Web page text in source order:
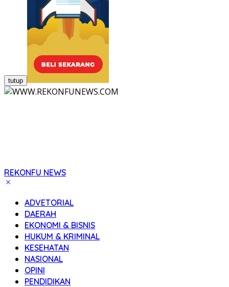
tutup
REKONFU NEWS
Tegas,
dan
Transparan
ADVETORIAL
DAERAH
EKONOMI & BISNIS
HUKUM & KRIMINAL
KESEHATAN
NASIONAL
OPINI
PENDIDIKAN